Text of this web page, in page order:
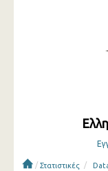
/ Στατιστικές /